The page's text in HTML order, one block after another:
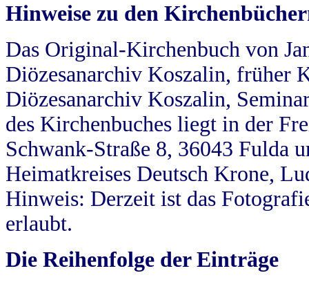
Hinweise zu den
Das Original-Kirchenbuch von
Diözesanarchiv Koszalin, früher
Diözesanarchiv Koszalin,
des Kirchenbuches liegt in der
Schwank-Straße 8, 36043 Fulda
Heimatkreises Deutsch Krone,
Hinweis: Derzeit ist das
erlaubt.
Die Reihenfolge der Einträge